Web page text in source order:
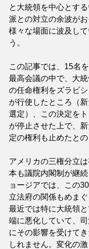
と大統領を中心とす
派との対立の余波が
様々な場面に波及し
う。
この記事では、15名
最高会議の中で、大
の任命権利をズラビ
が行使したところ（
選定）、この決定を
が停止させた上で、
定の権利も止めたとの
アメリカの三権分立
本も議院内閣制が継
ョージアでは、この
立法府の関係もめまぐ
最近では特に大統領
端に悪化していて、
にその影響を受けて
しれません。変化の